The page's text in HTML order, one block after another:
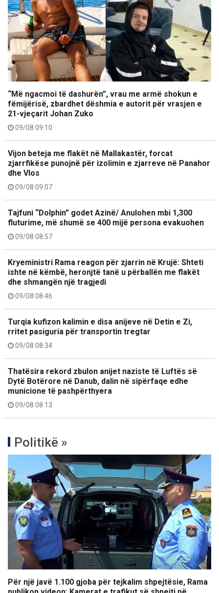
“Më ngacmoi të dashurën”, vrau me armë shokun e
fëmijërisë, zbardhet dëshmia e autorit për vrasjen e
21-vjeçarit Johan Zuko
09/08 09:10
Vijon beteja me flakët në Mallakastër, forcat
zjarrfikëse punojnë për izolimin e zjarreve në Panahor
dhe Vlos
09/08 09:07
Tajfuni “Dolphin” godet Azinë/ Anulohen mbi 1,300
fluturime, më shumë se 400 mijë persona evakuohen
09/08 08:57
Kryeministri Rama reagon për zjarrin në Krujë: Shteti
ishte në këmbë, heronjtë tanë u përballën me flakët
dhe shmangën një tragjedi
09/08 08:46
Turqia kufizon kalimin e disa anijeve në Detin e Zi,
rritet pasiguria për transportin tregtar
09/08 08:34
Thatësira rekord zbulon anijet naziste të Luftës së
Dytë Botërore në Danub, dalin në sipërfaqe edhe
municione të pashpërthyera
09/08 08:13
Politikë »
Për një javë 1.100 gjoba për tejkalim shpejtësie, Rama